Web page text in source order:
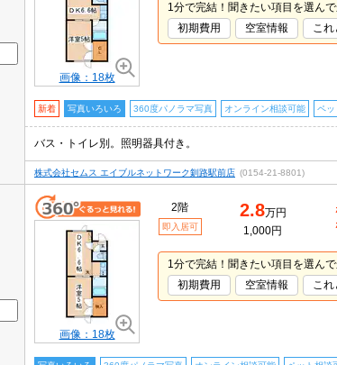
画像：18枚
1分で完結！聞きたい項目を選ん
初期費用
空室情報 こ
新着 写真いろいろ 360度パノラマ写真 オンライン相談可能 ペッ
バス・トイレ別。照明器具付き。
株式会社セムス エイブルネットワーク釧路駅前店 (0154-21-8801)
画像：18枚
2階
即入居可
2.8万円
1,000円
1分で完結！聞きたい項目を選ん
初期費用
空室情報 こ